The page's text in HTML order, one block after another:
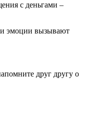
с деньгами –
и эмоции вызывают
друг другу о